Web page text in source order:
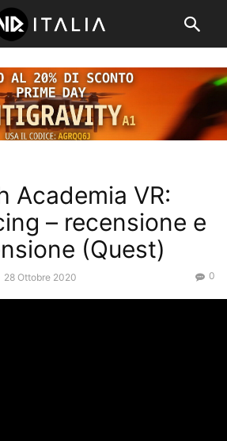
Academia VR:
– recensione e
(Quest)
28 Ottobre 2020 0